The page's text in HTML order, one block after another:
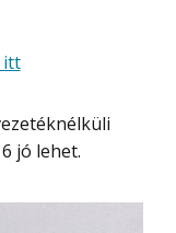
itt
jó lehet.